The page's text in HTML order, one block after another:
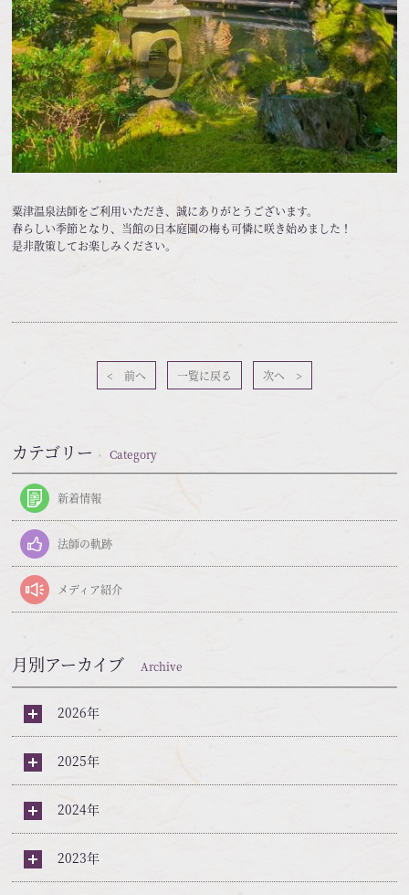
粟津温泉法師をご利用いただき、誠にありがとうございます。
春らしい季節となり、当館の日本庭園の梅も可憐に咲き始めました！
是非散策してお楽しみください。
< 前へ 一覧に戻る 次へ >
カテゴリーCategory
新着情報
法師の軌跡
メディア紹介
月別アーカイブArchive
2026年
2025年
2024年
2023年